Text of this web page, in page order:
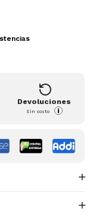
Devoluciones
Sin costo i